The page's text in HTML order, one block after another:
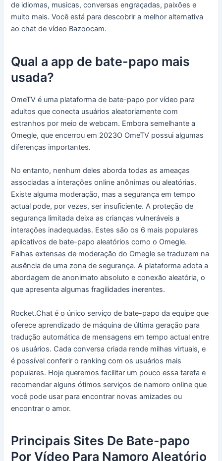
de idiomas, musicas, conversas engraçadas, paixões e
muito mais. Você está para descobrir a melhor alternativa
ao chat de vídeo Bazoocam.
Qual a app de bate-papo mais
usada?
OmeTV é uma plataforma de bate-papo por vídeo para
adultos que conecta usuários aleatoriamente com
estranhos por meio de webcam. Embora semelhante a
Omegle, que encerrou em 2023O OmeTV possui algumas
diferenças importantes.
No entanto, nenhum deles aborda todas as ameaças
associadas a interações online anônimas ou aleatórias.
Existe alguma moderação, mas a segurança em tempo
actual pode, por vezes, ser insuficiente. A proteção de
segurança limitada deixa as crianças vulneráveis a
interações inadequadas. Estes são os 6 mais populares
aplicativos de bate-papo aleatórios como o Omegle.
Falhas extensas de moderação do Omegle se traduzem na
ausência de uma zona de segurança. A plataforma adota a
abordagem de anonimato absoluto e conexão aleatória, o
que apresenta algumas fragilidades inerentes.
Rocket.Chat é o único serviço de bate-papo da equipe que
oferece aprendizado de máquina de última geração para
tradução automática de mensagens em tempo actual entre
os usuários. Cada conversa criada rende milhas virtuais, e
é possível conferir o ranking com os usuários mais
populares. Hoje queremos facilitar um pouco essa tarefa e
recomendar alguns ótimos serviços de namoro online que
você pode usar para encontrar novas amizades ou
encontrar o amor.
Principais Sites De Bate-papo
Por Vídeo Para Namoro Aleatório